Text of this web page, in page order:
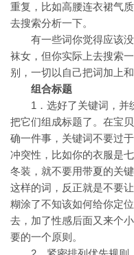
重复，比如高腰连衣裙气
去搜索分析一下。
有一些词你觉得应该没
袜女，但你实际上去搜索
别，一切以自己把词加上
组合标题
1．选好了关键词，并
把它们组成标题了。在宝
确一件事，关键词不要过
冲突性，比如你的衣服是
冬装，就不要用带夏的关
这样的词，反正就是不要
糊涂了不知该如何给你定
去，加了性感后面又来个
要的一个原则。